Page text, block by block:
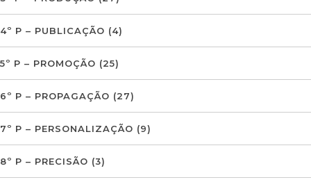
4º P – PUBLICAÇÃO (4)
5º P – PROMOÇÃO (25)
6º P – PROPAGAÇÃO (27)
7º P – PERSONALIZAÇÃO (9)
8º P – PRECISÃO (3)